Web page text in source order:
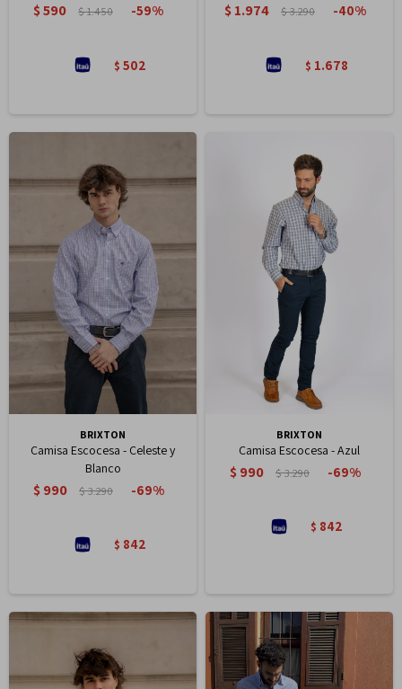
$590 $1.450 59
$ 502
$ 1.974 $3.290 40
$ 1.678
BRIXTON
Camisa Escocesa - Celeste y
Blanco
$ 990 $3.290 69
$ 842
BRIXTON
Camisa Escocesa - Azul
$ 990 $3.290 69
$ 842